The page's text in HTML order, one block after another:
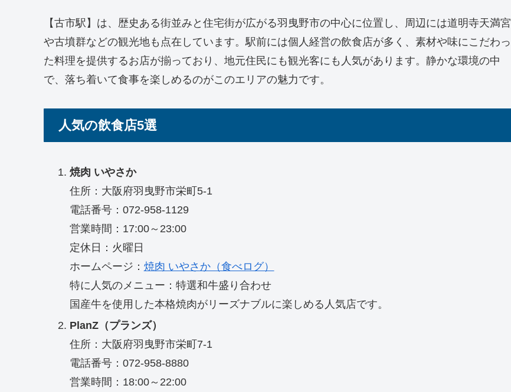
【古市駅】は、歴史ある街並みと住宅街が広がる羽曳野市の中心に位置し、周辺には道明寺天満宮
や古墳群などの観光地も点在しています。駅前には個人経営の飲食店が多く、素材や味にこだわっ
た料理を提供するお店が揃っており、地元住民にも観光客にも人気があります。静かな環境の中
で、落ち着いて食事を楽しめるのがこのエリアの魅力です。
人気の飲食店5選
焼肉 いやさか
住所：大阪府羽曳野市栄町5-1
電話番号：072-958-1129
営業時間：17:00～23:00
定休日：火曜日
ホームページ： 焼肉 いやさか（食べログ）
特に人気のメニュー：特選和牛盛り合わせ
国産牛を使用した本格焼肉がリーズナブルに楽しめる人気店です。
PlanZ（プランズ）
住所：大阪府羽曳野市栄町7-1
電話番号：072-958-8880
営業時間：18:00～22:00